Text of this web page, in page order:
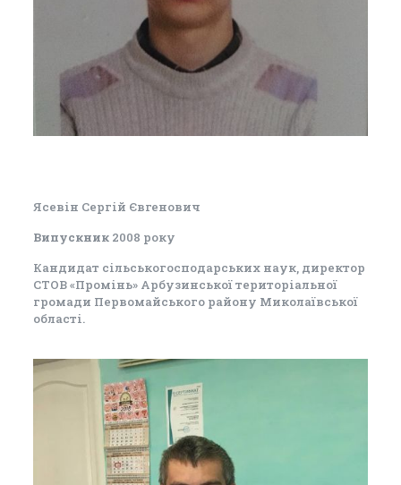
Ясевін Сергій Євгенович
Випускник 2008 року
Кандидат сільськогосподарських наук, директор
СТОВ «Промінь» Арбузинської територіальної
громади Первомайського району Миколаївської
області.